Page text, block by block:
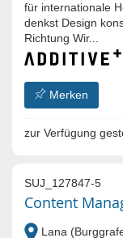
für internationale
denkst Design
Richtung Wir...
Merken
zur Verfügung
SUJ_127847-5
Content
Lana